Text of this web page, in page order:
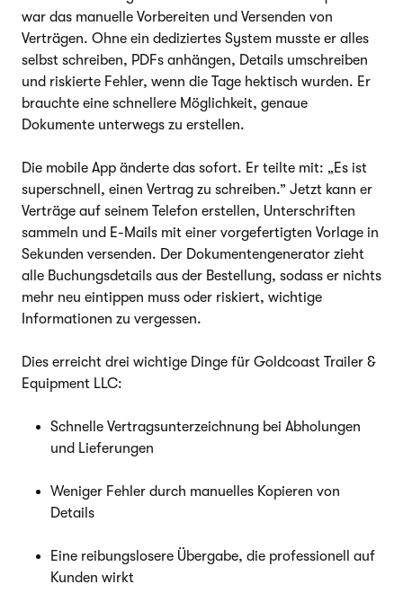
war das manuelle Vorbereiten und Versenden von
Verträgen. Ohne ein dediziertes System musste er alles
selbst schreiben, PDFs anhängen, Details umschreiben
und riskierte Fehler, wenn die Tage hektisch wurden. Er
brauchte eine schnellere Möglichkeit, genaue
Dokumente unterwegs zu erstellen.
Die mobile App änderte das sofort. Er teilte mit: „Es ist
superschnell, einen Vertrag zu schreiben.” Jetzt kann er
Verträge auf seinem Telefon erstellen, Unterschriften
sammeln und E-Mails mit einer vorgefertigten Vorlage in
Sekunden versenden. Der Dokumentengenerator zieht
alle Buchungsdetails aus der Bestellung, sodass er nichts
mehr neu eintippen muss oder riskiert, wichtige
Informationen zu vergessen.
Dies erreicht drei wichtige Dinge für Goldcoast Trailer &
Equipment LLC:
Schnelle Vertragsunterzeichnung bei Abholungen
und Lieferungen
Weniger Fehler durch manuelles Kopieren von
Details
Eine reibungslosere Übergabe, die professionell auf
Kunden wirkt